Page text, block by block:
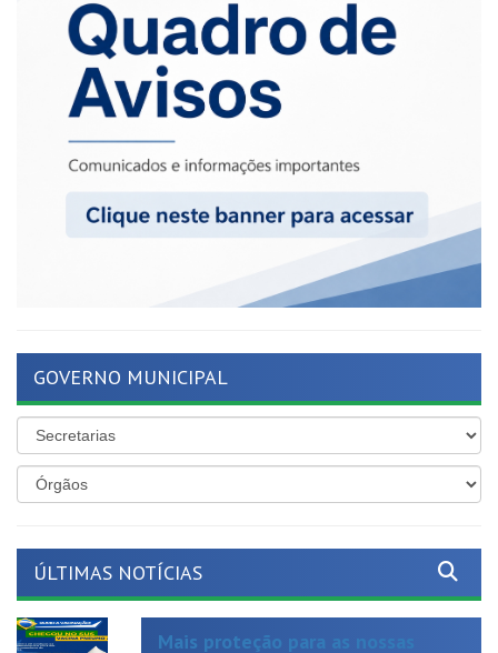
Mais proteção para as nossas
crianças!